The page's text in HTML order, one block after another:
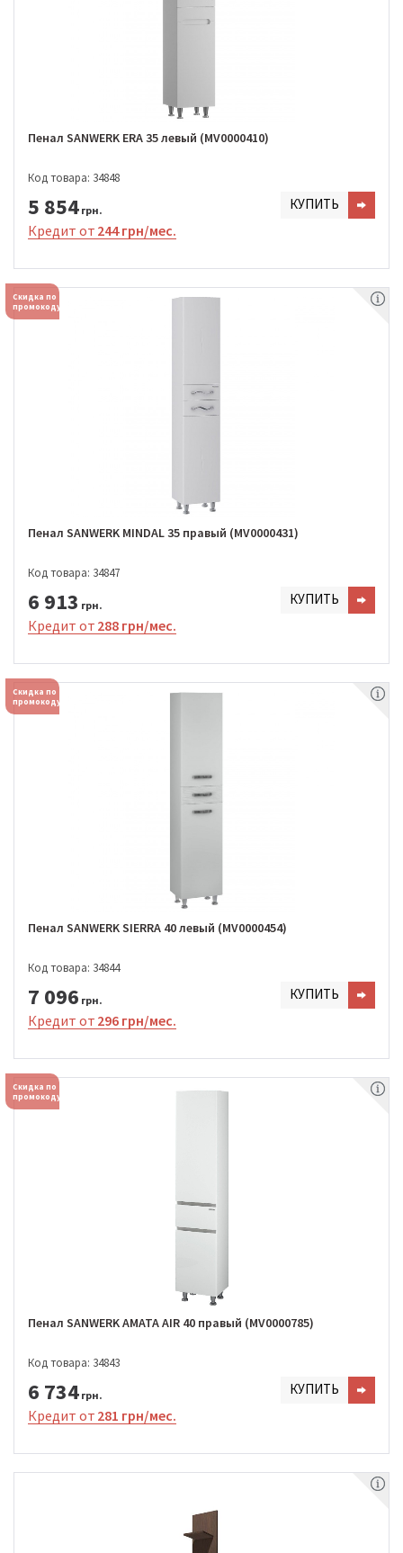
Пенал SANWERK ERA 35 левый (MV0000410)
Код товара: 34848
5 854 грн. КУПИТЬ
Кредит от 244 грн/мес.
Скидка по
промокоду
Пенал SANWERK MINDAL 35 правый (MV0000431)
Код товара: 34847
6 913 грн. КУПИТЬ
Кредит от 288 грн/мес.
Скидка по
промокоду
Пенал SANWERK SIERRA 40 левый (MV0000454)
Код товара: 34844
7 096 грн. КУПИТЬ
Кредит от 296 грн/мес.
Скидка по
промокоду
Пенал SANWERK AMATA AIR 40 правый (MV0000785)
Код товара: 34843
6 734 грн. КУПИТЬ
Кредит от 281 грн/мес.